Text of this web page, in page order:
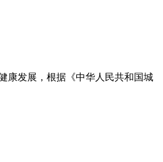
康发展，根据《中华人民共和国城